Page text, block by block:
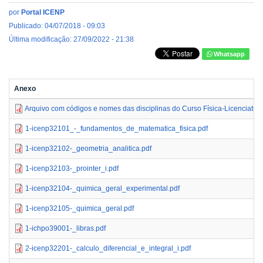
por Portal ICENP
Publicado: 04/07/2018 - 09:03
Última modificação: 27/09/2022 - 21:38
Whatsapp
Anexo
Arquivo com códigos e nomes das disciplinas do Curso Física-Licenciatura
1-icenp32101_-_fundamentos_de_matematica_fisica.pdf
1-icenp32102-_geometria_analitica.pdf
1-icenp32103-_prointer_i.pdf
1-icenp32104-_quimica_geral_experimental.pdf
1-icenp32105-_quimica_geral.pdf
1-ichpo39001-_libras.pdf
2-icenp32201-_calculo_diferencial_e_integral_i.pdf